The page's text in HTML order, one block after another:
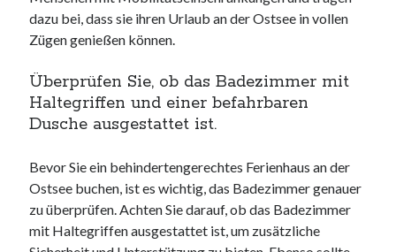
dazu bei, dass sie ihren Urlaub an der Ostsee in vollen
Zügen genießen können.
Überprüfen Sie, ob das Badezimmer mit
Haltegriffen und einer befahrbaren
Dusche ausgestattet ist.
Bevor Sie ein behindertengerechtes Ferienhaus an der
Ostsee buchen, ist es wichtig, das Badezimmer genauer
zu überprüfen. Achten Sie darauf, ob das Badezimmer
mit Haltegriffen ausgestattet ist, um zusätzliche